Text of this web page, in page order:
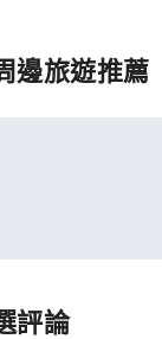
邊旅遊推薦
評論